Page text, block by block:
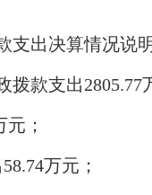
支出决算情况说明
拨款支出
元；
万元；